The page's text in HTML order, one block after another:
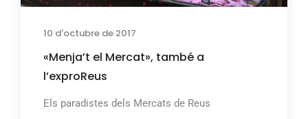
10 d'octubre de 2017
«Menja’t el Mercat», també a
l’exproReus
Els paradistes dels Mercats de Reus